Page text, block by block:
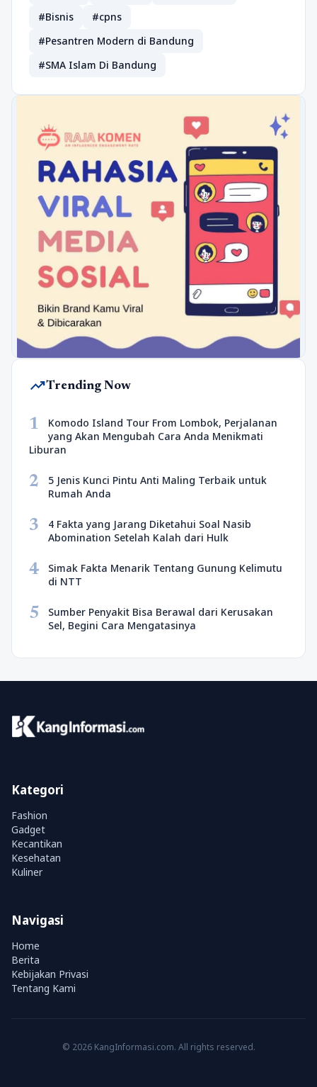
#Bisnis
#cpns
#Pesantren Modern di Bandung
#SMA Islam Di Bandung
trending_upTrending Now
1
Komodo Island Tour From Lombok, Perjalanan
yang Akan Mengubah Cara Anda Menikmati
Liburan
2
5 Jenis Kunci Pintu Anti Maling Terbaik untuk
Rumah Anda
3
4 Fakta yang Jarang Diketahui Soal Nasib
Abomination Setelah Kalah dari Hulk
4
Simak Fakta Menarik Tentang Gunung Kelimutu
di NTT
5
Sumber Penyakit Bisa Berawal dari Kerusakan
Sel, Begini Cara Mengatasinya
Kategori
Fashion
Gadget
Kecantikan
Kesehatan
Kuliner
Navigasi
Home
Berita
Kebijakan Privasi
Tentang Kami
© 2026 KangInformasi.com. All rights reserved.